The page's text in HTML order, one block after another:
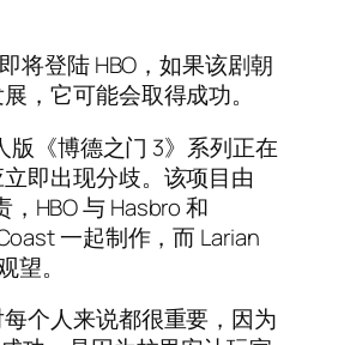
将登陆 HBO，如果该剧朝
，它可能会取得成功。
版《博德之门 3》系列正在
即出现分歧。该项目由
，HBO 与 Hasbro 和
一起制作，而 Larian
望。
个人来说都很重要，因为